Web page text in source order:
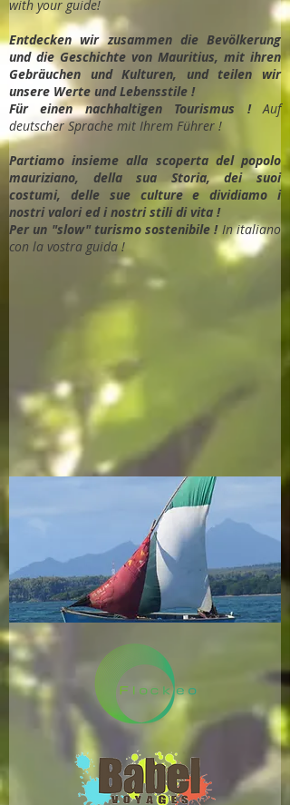
with your guide!
Entdecken wir zusammen die Bevölkerung
und die Geschichte von Mauritius, mit ihren
Gebräuchen und Kulturen, und teilen wir
unsere Werte und Lebensstile !
Für einen nachhaltigen Tourismus !Auf
deutscher Sprache mit Ihrem Führer !
Partiamo insieme alla scoperta del popolo
mauriziano, della sua Storia, dei suoi
costumi, delle sue culture e dividiamo i
nostri valori ed i nostri stili di vita !
Per un "slow" turismo sostenibile !In italiano
con la vostra guida !